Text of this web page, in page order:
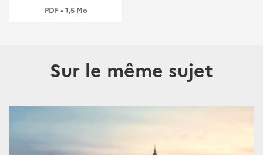
PDF • 1,5 Mo
Sur le même sujet